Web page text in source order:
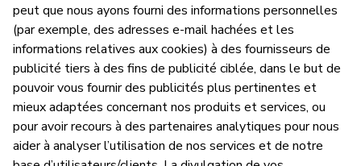
peut que nous ayons fourni des informations personnelles
(par exemple, des adresses e-mail hachées et les
informations relatives aux cookies) à des fournisseurs de
publicité tiers à des fins de publicité ciblée, dans le but de
pouvoir vous fournir des publicités plus pertinentes et
mieux adaptées concernant nos produits et services, ou
pour avoir recours à des partenaires analytiques pour nous
aider à analyser l’utilisation de nos services et de notre